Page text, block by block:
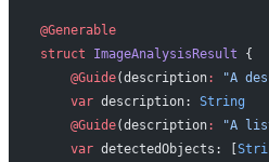
@Generable
struct ImageAnalysisResult {
    @Guide
(description:
"A
    var
description: String
    @Guide
(description:
"A
    var
detectedObjects: [